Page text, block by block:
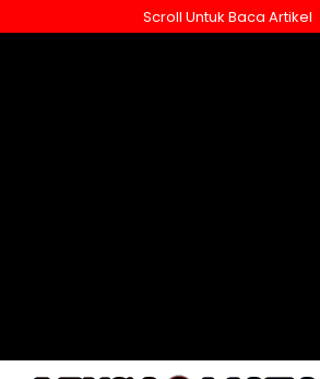
ke
Scroll Untuk Baca Artikel